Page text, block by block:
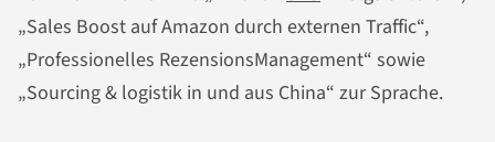
„Sales Boost auf Amazon durch externen Traffic“,
„Professionelles RezensionsManagement“ sowie
„Sourcing & logistik in und aus China“ zur Sprache.